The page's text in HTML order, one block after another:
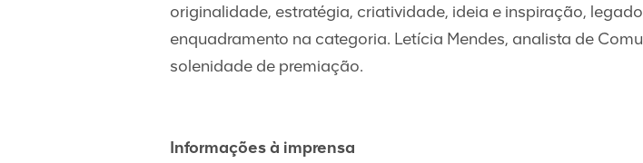
originalidade, estratégia, criatividade, ideia e inspiração,
enquadramento na categoria. Letícia Mendes, analista de
solenidade de premiação.
Informações à imprensa